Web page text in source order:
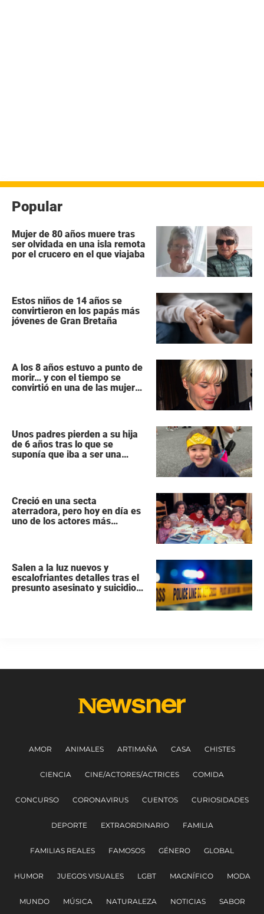
Popular
Mujer de 80 años muere tras
ser olvidada en una isla remota
por el crucero en el que viajaba
Estos niños de 14 años se
convirtieron en los papás más
jóvenes de Gran Bretaña
A los 8 años estuvo a punto de
morir… y con el tiempo se
convirtió en una de las mujeres
Unos padres pierden a su hija
de 6 años tras lo que se
suponía que iba a ser una
Creció en una secta
aterradora, pero hoy en día es
uno de los actores más
Salen a la luz nuevos y
escalofriantes detalles tras el
presunto asesinato y suicidio
AMOR ANIMALES ARTIMAÑA CASA CHISTES
CIENCIA CINE/ACTORES/ACTRICES COMIDA
CONCURSO CORONAVIRUS CUENTOS CURIOSIDADES
DEPORTE EXTRAORDINARIO FAMILIA
FAMILIAS REALES FAMOSOS GÉNERO GLOBAL
HUMOR JUEGOS VISUALES LGBT MAGNÍFICO MODA
MUNDO MÚSICA NATURALEZA NOTICIAS SABOR